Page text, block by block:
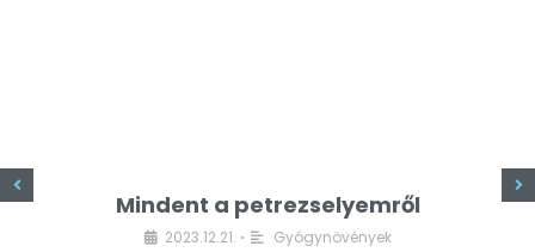
Mindent a petrezselyemről
2023.12.21. • Gyógynövények